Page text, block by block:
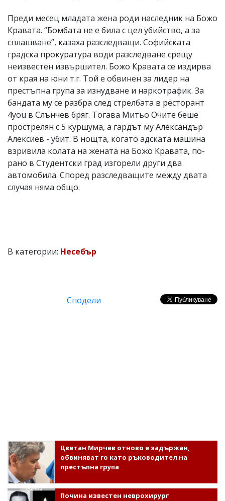
Преди месец младата жена роди наследник на Божо
Кравата. “Бомбата не е била с цел убийство, а за
сплашване”, казаха разследващи. Софийската
градска прокуратура води разследване срещу
неизвестен извършител. Божо Кравата се издирва
от края на юни т.г. Той е обвинен за лидер на
престъпна група за изнудване и наркотрафик. За
бандата му се разбра след стрелбата в ресторант
4you в Слънчев бряг. Тогава Митьо Очите беше
прострелян с 5 куршума, а гардът му Александър
Алексиев - убит. В нощта, когато адската машина
взривила колата на жената на Божо Кравата, по-
рано в Студентски град изгорели други два
автомобила. Според разследващите между двата
случая няма общо.
В категории: Несебър
Сподели
Цветан Мирчев отново е задържан,
обвиняват го като ръководител на
престъпна група
Почина известен неврохирург